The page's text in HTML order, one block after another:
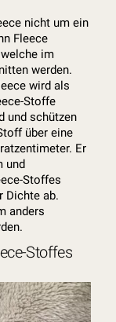
nicht um ein
Fleece
im
werden.
wird als
Stoffe
und schützen
über eine
Er
und
Stoffes
Dichte ab.
anders
Stoffes